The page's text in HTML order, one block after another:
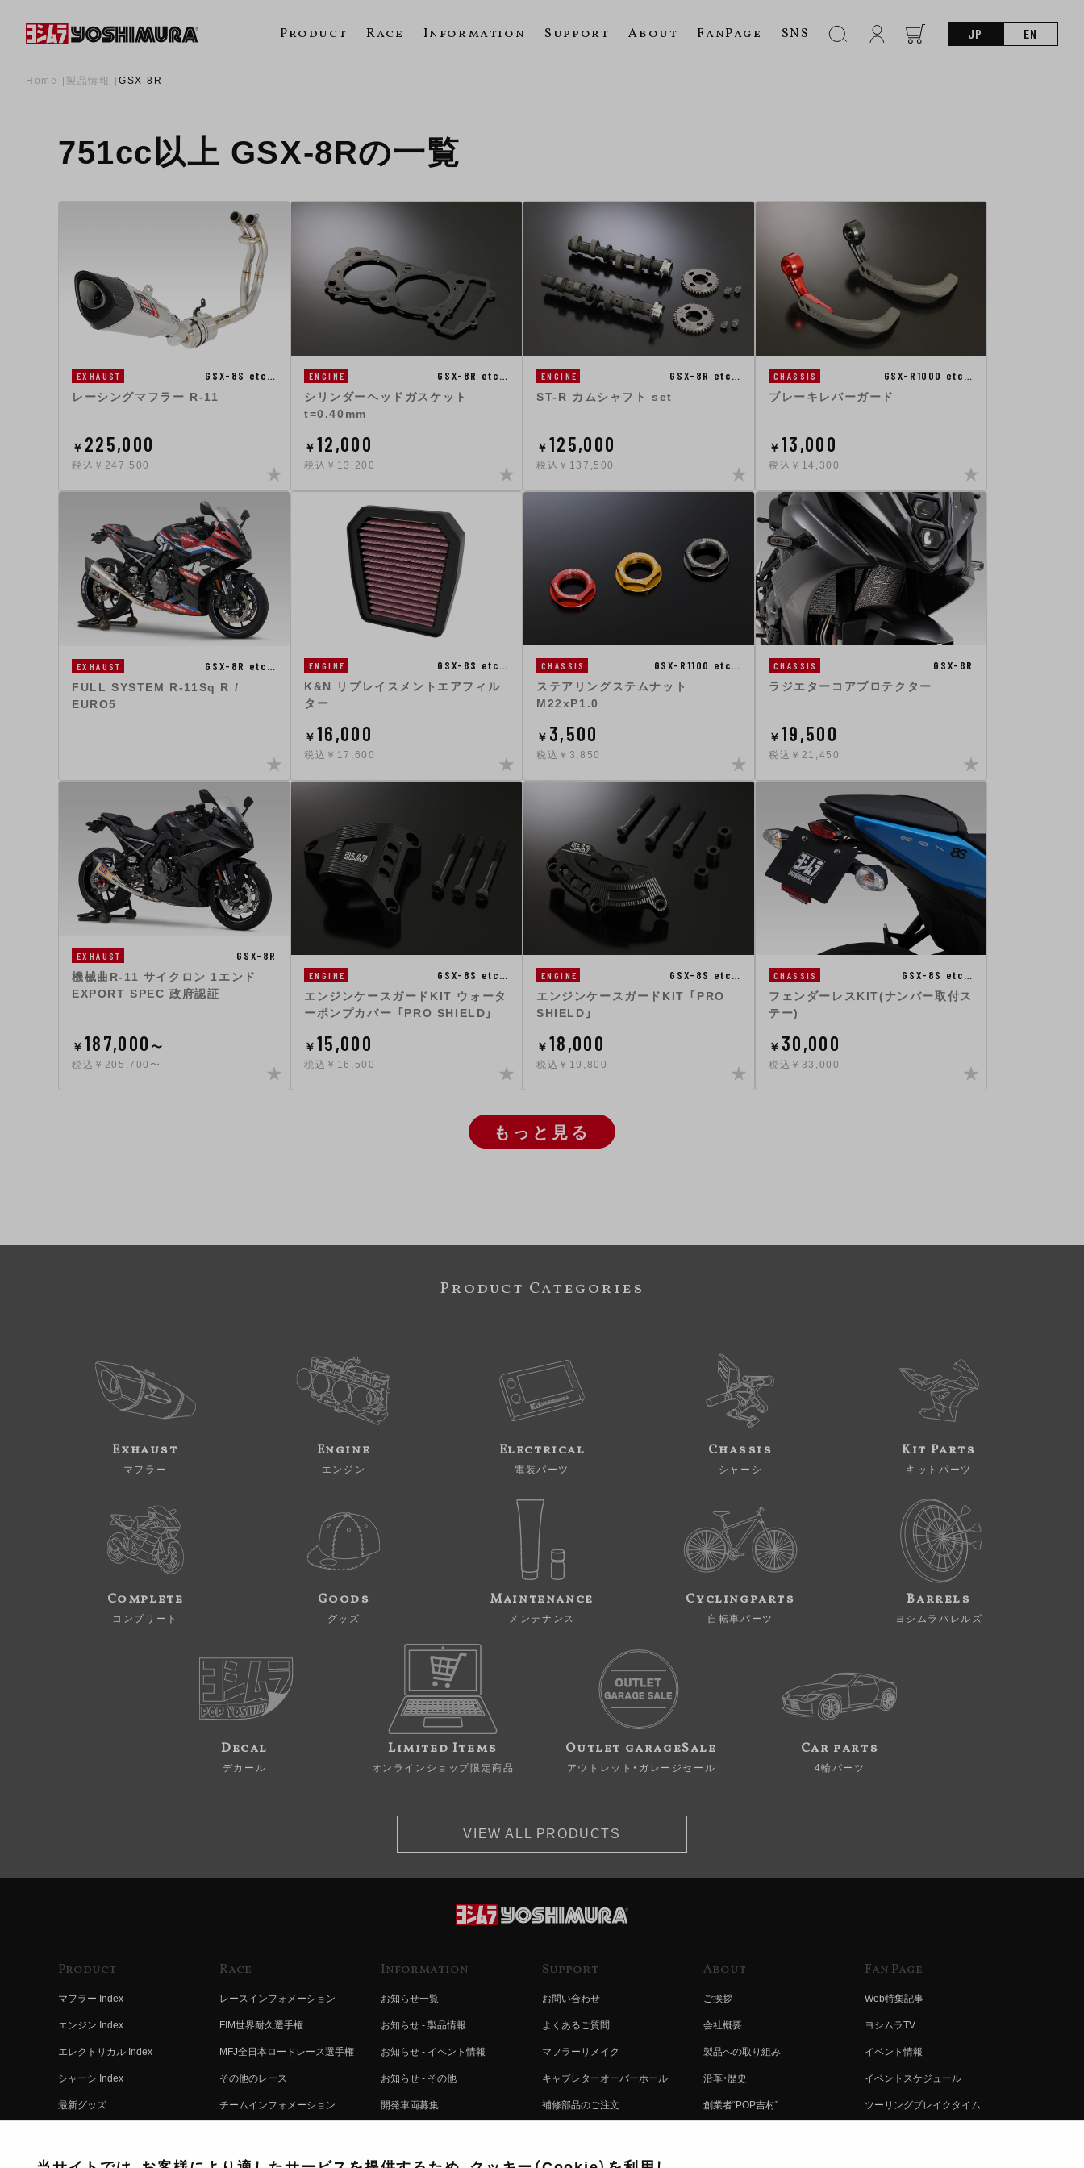
Product Race Information Support About FanPage SNS JP EN
Home 製品情報 GSX-8R
751cc以上 GSX-8Rの一覧
EXHAUST GSX-8S etc…
レーシングマフラー R-11
￥ 225,000
税込￥247,500
ENGINE GSX-8R etc…
シリンダーヘッドガスケット
t=0.40mm
￥ 12,000
税込￥13,200
ENGINE GSX-8R etc…
ST-R カムシャフト set
￥ 125,000
税込￥137,500
CHASSIS GSX-R1000 etc…
ブレーキレバーガード
￥ 13,000
税込￥14,300
EXHAUST GSX-8R etc…
FULL SYSTEM R-11Sq R /
EURO5
ENGINE GSX-8S etc…
K&N リプレイスメントエアフィル
ター
￥ 16,000
税込￥17,600
CHASSIS GSX-R1100 etc…
ステアリングステムナット
M22xP1.0
￥ 3,500
税込￥3,850
CHASSIS GSX-8R
ラジエターコアプロテクター
￥ 19,500
税込￥21,450
EXHAUST GSX-8R
機械曲R-11 サイクロン 1エンド
EXPORT SPEC 政府認証
￥ 187,000 〜
税込￥205,700〜
ENGINE GSX-8S etc…
エンジンケースガードKIT ウォータ
ーポンプカバー 「PRO SHIELD」
￥ 15,000
税込￥16,500
ENGINE GSX-8S etc…
エンジンケースガードKIT 「PRO
SHIELD」
￥ 18,000
税込￥19,800
CHASSIS GSX-8S etc…
フェンダーレスKIT(ナンバー取付ス
テー)
￥ 30,000
税込￥33,000
もっと見る
Product Categories
Exhaust
マフラー
Engine
エンジン
Electrical
電装パーツ
Chassis
シャーシ
Kit Parts
キットパーツ
Complete
コンプリート
Goods
グッズ
Maintenance
メンテナンス
Cyclingparts
自転車パーツ
Barrels
ヨシムラバレルズ
Decal
デカール
Limited Items
オンラインショップ限定商品
Outlet garageSale
アウトレット・ガレージセール
Car parts
4輪パーツ
VIEW ALL PRODUCTS
Product
マフラー Index
エンジン Index
エレクトリカル Index
シャーシ Index
最新グッズ
Race
レースインフォメーション
FIM世界耐久選手権
MFJ全日本ロードレース選手権
その他のレース
チームインフォメーション
レースムービー
Information
お知らせ一覧
お知らせ - 製品情報
お知らせ - イベント情報
お知らせ - その他
開発車両募集
注文方法
Support
お問い合わせ
よくあるご質問
マフラーリメイク
キャブレターオーバーホール
補修部品のご注文
製品に関する重要なお知らせ
About
ご挨拶
会社概要
製品への取り組み
沿革・歴史
創業者“POP吉村”
Fan Page
Web特集記事
ヨシムラTV
イベント情報
イベントスケジュール
ツーリングブレイクタイム